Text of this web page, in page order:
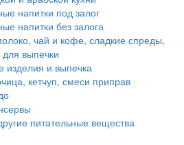
напитки под залог
напитки без залога
чай и кофе, сладкие спреды,
выпечки
изделия и выпечка
кетчуп, смеси приправ
питательные вещества